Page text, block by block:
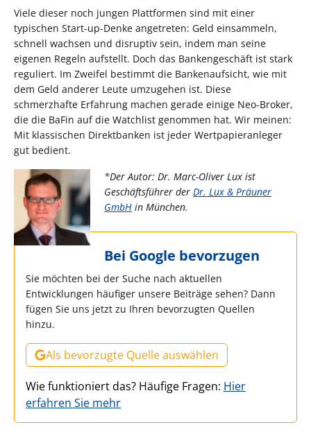
Viele dieser noch jungen Plattformen sind mit einer
typischen Start-up-Denke angetreten: Geld einsammeln,
schnell wachsen und disruptiv sein, indem man seine
eigenen Regeln aufstellt. Doch das Bankengeschäft ist stark
reguliert. Im Zweifel bestimmt die Bankenaufsicht, wie mit
dem Geld anderer Leute umzugehen ist. Diese
schmerzhafte Erfahrung machen gerade einige Neo-Broker,
die die BaFin auf die Watchlist genommen hat. Wir meinen:
Mit klassischen Direktbanken ist jeder Wertpapieranleger
gut bedient.
*Der Autor: Dr. Marc-Oliver Lux ist
Geschäftsführer der Dr. Lux & Präuner
GmbH in München.
Bei Google bevorzugen
Sie möchten bei der Suche nach aktuellen
Entwicklungen häufiger unsere Beiträge sehen? Dann
fügen Sie uns jetzt zu Ihren bevorzugten Quellen
hinzu.
Als bevorzugte Quelle auswählen
Wie funktioniert das? Häufige Fragen: Hier
erfahren Sie mehr